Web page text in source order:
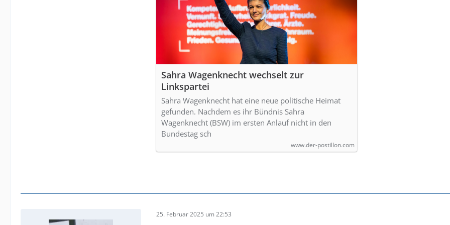
Sahra Wagenknecht wechselt zur
Linkspartei
Sahra Wagenknecht hat eine neue politische Heimat
gefunden. Nachdem es ihr Bündnis Sahra
Wagenknecht (BSW) im ersten Anlauf nicht in den
Bundestag sch
www.der-postillon.com
25. Februar 2025 um 22:53